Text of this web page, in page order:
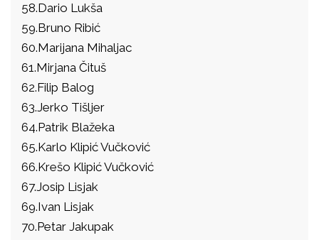
58.Dario Lukša
59.Bruno Ribić
60.Marijana Mihaljac
61.Mirjana Čituš
62.Filip Balog
63.Jerko Tišljer
64.Patrik Blažeka
65.Karlo Klipić Vučković
66.Krešo Klipić Vučković
67.Josip Lisjak
69.Ivan Lisjak
70.Petar Jakupak